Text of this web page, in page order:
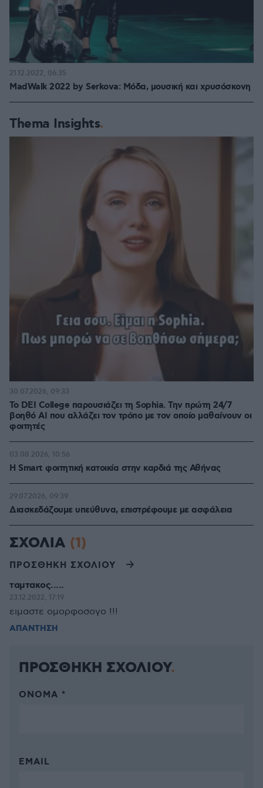
MadWalk 2022 by Serkova: Μόδα, μουσική και χρυσόσκονη
21.12.2022, 06:35
Thema Insights
Το DEI College παρουσιάζει τη Sophia. Την πρώτη 24/7
βοηθό AI που αλλάζει τον τρόπο με τον οποίο μαθαίνουν οι
φοιτητές
30.07.2026, 09:33
Η Smart φοιτητική κατοικία στην καρδιά της Αθήνας
03.08.2026, 10:56
Διασκεδάζουμε υπεύθυνα, επιστρέφουμε με ασφάλεια
29.07.2026, 09:39
ΣΧΟΛΙΑ (1)
ΠΡΟΣΘΗΚΗ ΣΧΟΛΙΟΥ
ταμτακος.....
23.12.2022, 17:19
ειμαστε ομορφοσογο !!!
ΑΠΑΝΤΗΣΗ
ΠΡΟΣΘΗΚΗ ΣΧΟΛΙΟΥ
ΌΝΟΜΑ *
EMAIL